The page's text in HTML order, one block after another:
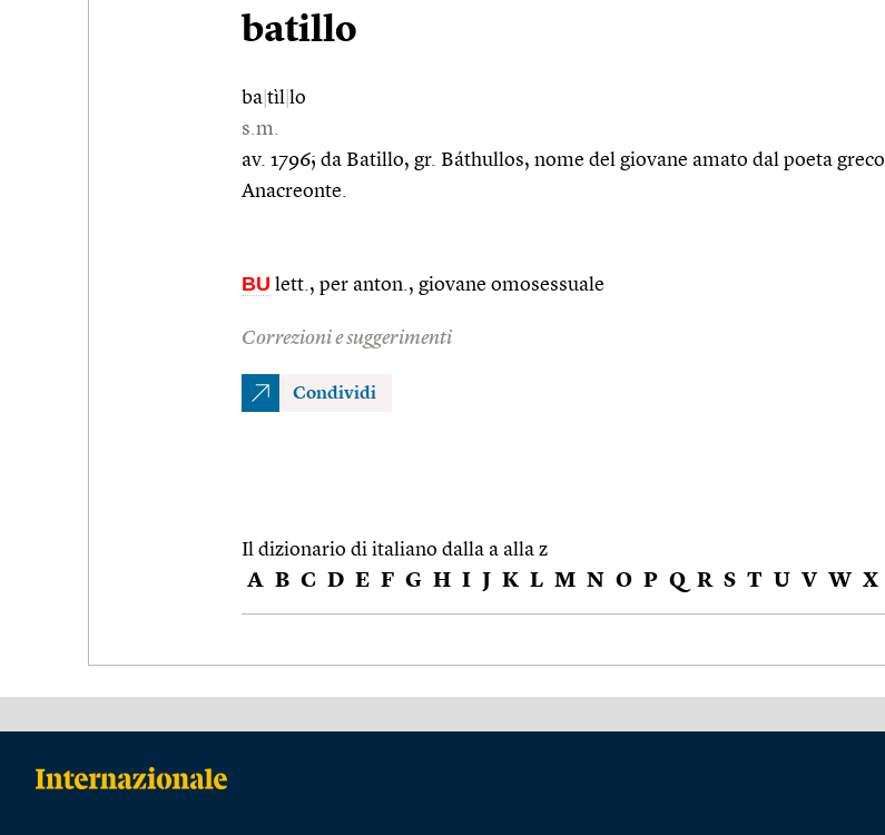
batillo
ba tìl lo
s.m.
av. 1796; da Batillo, gr. Báthullos, nome del giovane amato dal poeta greco
Anacreonte.
BU lett., per anton., giovane omosessuale
Correzioni e suggerimenti
Condividi
Il dizionario di italiano dalla a alla z
A B C D E F G H I J K L M N O P Q R S T U V W X